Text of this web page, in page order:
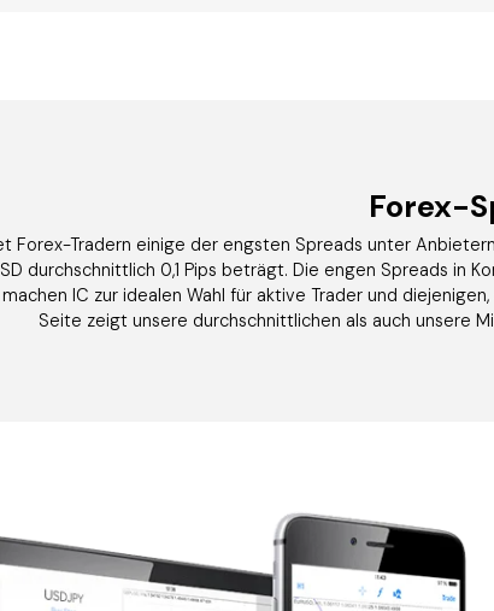
Forex-
Forex-Tradern einige der engsten Spreads unter
durchschnittlich 0,1 Pips beträgt. Die engen Spreads
IC zur idealen Wahl für aktive Trader und
Seite zeigt unsere durchschnittlichen als auch unsere